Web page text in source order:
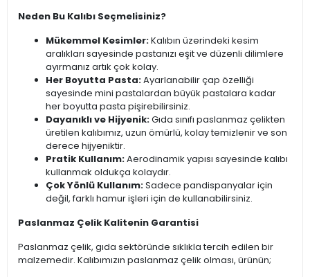
Neden Bu Kalıbı Seçmelisiniz?
Mükemmel Kesimler:Kalıbın üzerindeki kesim
aralıkları sayesinde pastanızı eşit ve düzenli dilimlere
ayırmanız artık çok kolay.
Her Boyutta Pasta:Ayarlanabilir çap özelliği
sayesinde mini pastalardan büyük pastalara kadar
her boyutta pasta pişirebilirsiniz.
Dayanıklı ve Hijyenik:Gıda sınıfı paslanmaz çelikten
üretilen kalıbımız, uzun ömürlü, kolay temizlenir ve son
derece hijyeniktir.
Pratik Kullanım:Aerodinamik yapısı sayesinde kalıbı
kullanmak oldukça kolaydır.
Çok Yönlü Kullanım:Sadece pandispanyalar için
değil, farklı hamur işleri için de kullanabilirsiniz.
Paslanmaz Çelik Kalitenin Garantisi
Paslanmaz çelik, gıda sektöründe sıklıkla tercih edilen bir
malzemedir. Kalıbımızın paslanmaz çelik olması, ürünün;